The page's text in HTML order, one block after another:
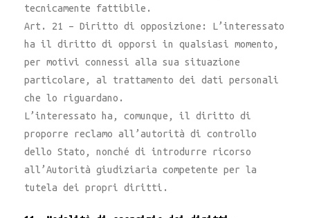
tecnicamente fattibile.
Art. 21 – Diritto di opposizione: L’interessato
ha il diritto di opporsi in qualsiasi momento,
per motivi connessi alla sua situazione
particolare, al trattamento dei dati personali
che lo riguardano.
L’interessato ha, comunque, il diritto di
proporre reclamo all’autorità di controllo
dello Stato, nonché di introdurre ricorso
all’Autorità giudiziaria competente per la
tutela dei propri diritti.